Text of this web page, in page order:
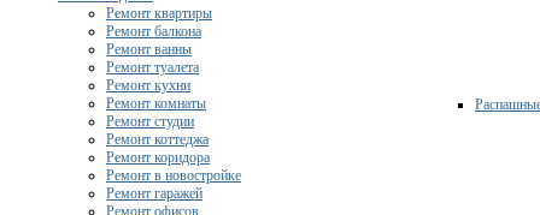
Ремонт квартиры
Ремонт балкона
Ремонт ванны
Ремонт туалета
Ремонт кухни
Ремонт комнаты
Ремонт студии
Ремонт коттеджа
Ремонт коридора
Ремонт в новостройке
Ремонт гаражей
Ремонт офисов